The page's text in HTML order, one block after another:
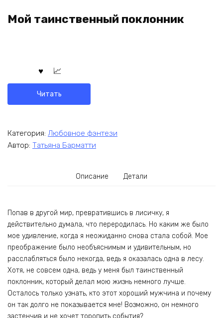
Мой таинственный поклонник
Читать
Категория: Любовное фэнтези
Автор: Татьяна Барматти
Описание Детали
Попав в другой мир, превратившись в лисичку, я
действительно думала, что переродилась. Но каким же было
мое удивление, когда я неожиданно снова стала собой. Мое
преображение было необъяснимым и удивительным, но
расслабляться было некогда, ведь я оказалась одна в лесу.
Хотя, не совсем одна, ведь у меня был таинственный
поклонник, который делал мою жизнь немного лучше.
Осталось только узнать, кто этот хороший мужчина и почему
он так долго не показывается мне! Возможно, он немного
застенчив и не хочет торопить события?